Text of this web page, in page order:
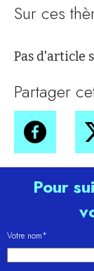
Sur ces
Pas d'article
Partager
Pour
Votre nom*